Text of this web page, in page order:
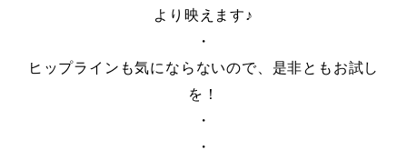
より映えます♪
・
ヒップラインも気にならないので、是非ともお試し
を！
・
・